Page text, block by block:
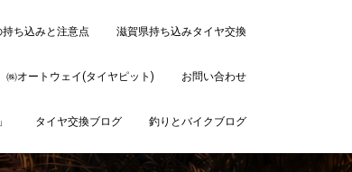
ち込みと注意点 滋賀県持ち込みタイヤ交換
㈱オートウェイ(タイヤピット) お問い合わせ
タイヤ交換ブログ 釣りとバイクブログ